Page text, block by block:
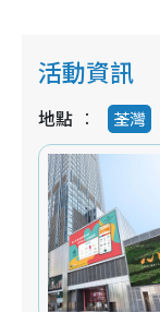
活動資訊
地點 荃灣